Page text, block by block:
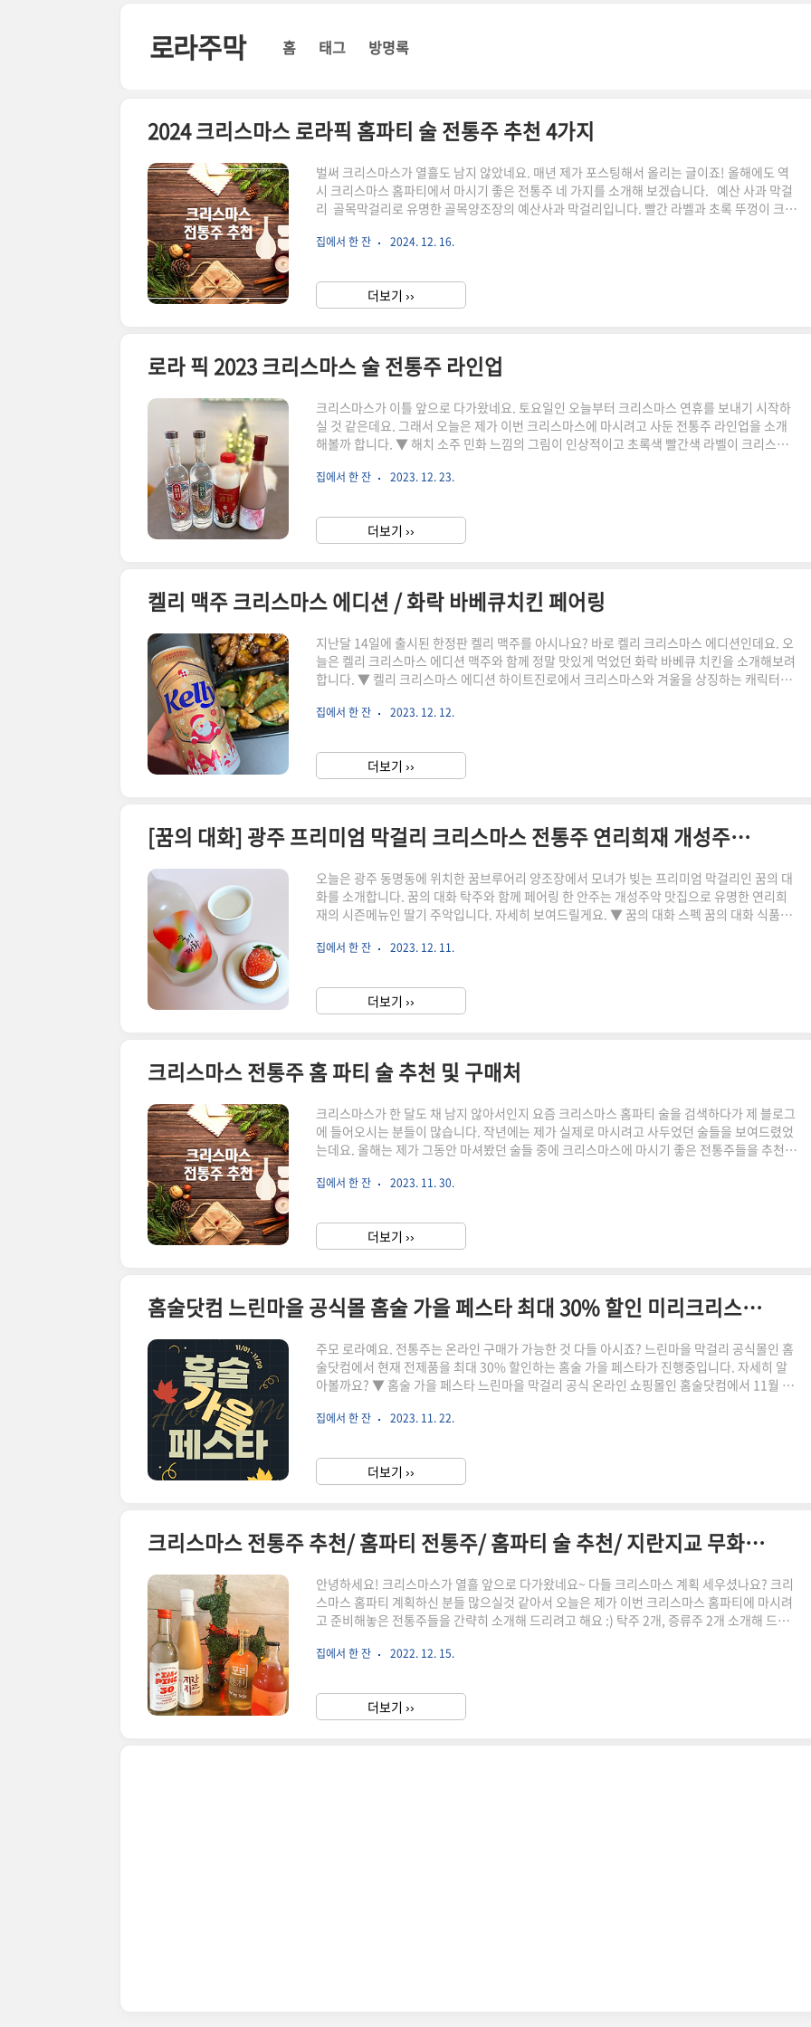
로라주막 홈 태그 방명록
2024 크리스마스 로라픽 홈파티 술 전통주 추천 4가지
벌써 크리스마스가 열흘도 남지 않았네요. 매년 제가 포스팅해서 올리는 글이죠! 올해에도 역
시 크리스마스 홈파티에서 마시기 좋은 전통주 네 가지를 소개해 보겠습니다. 예산 사과 막걸
리 골목막걸리로 유명한 골목양조장의 예산사과 막걸리입니다. 빨간 라벨과 초록 뚜껑이 크리
높아서 진한 맛을 가진 막걸리입니다. 얼음을 띄워 마셔도 좋아요. 막걸리 한 병에 1개 이상의
다. [★온라인최초판매/10%할인] 골목막걸리 예산사과750ml (3병 세트판매) [원산지:국내
산(충남 예산군[since2020골목양조장] 골목양조장smartstore...
집에서 한 잔 2024. 12. 16.
더보기 ››
로라 픽 2023 크리스마스 술 전통주 라인업
크리스마스가 이틀 앞으로 다가왔네요. 토요일인 오늘부터 크리스마스 연휴를 보내기 시작하
실 것 같은데요. 그래서 오늘은 제가 이번 크리스마스에 마시려고 사둔 전통주 라인업을 소개
해볼까 합니다. ▼ 해치 소주 민화 느낌의 그림이 인상적이고 초록색 빨간색 라벨이 크리스마
인 Bran, 토끼 소주를 거친 마케팅, 경영 전문가인 Douglas, 고릴라 브루잉 창립자이자 갈매
다. 정의와 수호를 담당하는 해치로 전통적인 디자인 요소를 담았습니다. 전통 누룩과 충주산
찹쌀을 이용해 빚어집니다. 회, 삼겹살 등의 음식과 잘 어울립니다...
집에서 한 잔 2023. 12. 23.
더보기 ››
켈리 맥주 크리스마스 에디션 / 화락 바베큐치킨 페어링
지난달 14일에 출시된 한정판 켈리 맥주를 아시나요? 바로 켈리 크리스마스 에디션인데요. 오
늘은 켈리 크리스마스 에디션 맥주와 함께 정말 맛있게 먹었던 화락 바베큐 치킨을 소개해보려
합니다. ▼ 켈리 크리스마스 에디션 하이트진로에서 크리스마스와 겨울을 상징하는 캐릭터와
맥아 원산지인 덴마크 국기를 오마주한 하트 모양 엠블럼을 적용하고 눈 내리는 배경에 산타클
(500ml) 2종입니다. 저는 캔맥주로 사 와보았어요. 8개가 한 묶음으로 되어 있고 12,990원에
구매했어요. 산타 그림과 함께 빨간색 배경지가 크리스마스 분위기를 물씬 ..
집에서 한 잔 2023. 12. 12.
더보기 ››
[꿈의 대화] 광주 프리미엄 막걸리 크리스마스 전통주 연리희재 개성주악 페어링
오늘은 광주 동명동에 위치한 꿈브루어리 양조장에서 모녀가 빚는 프리미엄 막걸리인 꿈의 대
화를 소개합니다. 꿈의 대화 탁주와 함께 페어링 한 안주는 개성주악 맛집으로 유명한 연리희
재의 시즌메뉴인 딸기 주악입니다. 자세히 보여드릴게요. ▼ 꿈의 대화 스펙 꿈의 대화 식품유
제수 소비기한 병입일로부터 2개월 가격 12,000원 온라인 구매가 가능한데 소규모 양조장이
니다. 아래에 구매 링크 걸어둘게요. 꿈의대화 광주 꿈브루어리 : 네이버쇼핑 스마트스토어 광
주 꿈의대화를 빚는 꿈브:꿈브루어리입니다. smartstore.nav..
집에서 한 잔 2023. 12. 11.
더보기 ››
크리스마스 전통주 홈 파티 술 추천 및 구매처
크리스마스가 한 달도 채 남지 않아서인지 요즘 크리스마스 홈파티 술을 검색하다가 제 블로그
에 들어오시는 분들이 많습니다. 작년에는 제가 실제로 마시려고 사두었던 술들을 보여드렸었
는데요. 올해는 제가 그동안 마셔봤던 술들 중에 크리스마스에 마시기 좋은 전통주들을 추천해
다. 스트레이트로 먹을 수도 있고 탄산수를 섞어 하이볼로 먹기에도 좋아요. 음용법은 아래 포
돈주/일출주) 안녕하세요! 주모 로라입니다. 처서 매직으로 한결 시원해진 요즘이지만 아직 한
낮의 태양은 뜨겁네요. 그래서 오늘은 마시면 태양처럼 식도가 뜨거워지는 술 하..
집에서 한 잔 2023. 11. 30.
더보기 ››
홈술닷컴 느린마을 공식몰 홈술 가을 페스타 최대 30% 할인 미리크리스마스
주모 로라예요. 전통주는 온라인 구매가 가능한 것 다들 아시죠? 느린마을 막걸리 공식몰인 홈
술닷컴에서 현재 전제품을 최대 30% 할인하는 홈술 가을 페스타가 진행중입니다. 자세히 알
아볼까요? ▼ 홈술 가을 페스타 느린마을 막걸리 공식 온라인 쇼핑몰인 홈술닷컴에서 11월 30
적 10만원 이상 구매시 친환경 보온/보냉백 증정 혜택 3 홈술닷컴 회원의 경우 이번달 사용 가
을 증류주, 심술, 빙탄복 등 다양한 배상면주가의 술이 준비되어 있어요. 현재 모든 제품이 할인
중이니 다음 달 크리스마스 홈파티를 미리 준비하시는 것도 좋겠..
집에서 한 잔 2023. 11. 22.
더보기 ››
크리스마스 전통주 추천/ 홈파티 전통주/ 홈파티 술 추천/ 지란지교 무화과/ 연하 막걸리/ 아임파인 소주/ 모리19
안녕하세요! 크리스마스가 열흘 앞으로 다가왔네요~ 다들 크리스마스 계획 세우셨나요? 크리
스마스 홈파티 계획하신 분들 많으실것 같아서 오늘은 제가 이번 크리스마스 홈파티에 마시려
고 준비해놓은 전통주들을 간략히 소개해 드리려고 해요 :) 탁주 2개, 증류주 2개 소개해 드릴
어간 이 탁주는 레드비트로 낸 색감이 참 예쁘죠? 맛도 훌륭하답니다. 크리스마스라서 일부러
스마스에 좋은 사람들과 마실거예요 ^^ 2. 연하 막걸리 크리스마스니까! 빨간 색감때문에 골
라보았습니다. 연하 막걸리는 제주도에 위치한 이시보 양조장에서 출시한 탁주예요...
집에서 한 잔 2022. 12. 15.
더보기 ››